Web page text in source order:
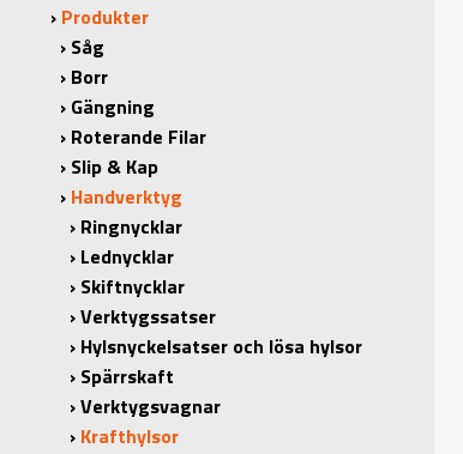
Produkter
Såg
Borr
Gängning
Roterande Filar
Slip & Kap
Handverktyg
Ringnycklar
Lednycklar
Skiftnycklar
Verktygssatser
Hylsnyckelsatser och lösa hylsor
Spärrskaft
Verktygsvagnar
Krafthylsor